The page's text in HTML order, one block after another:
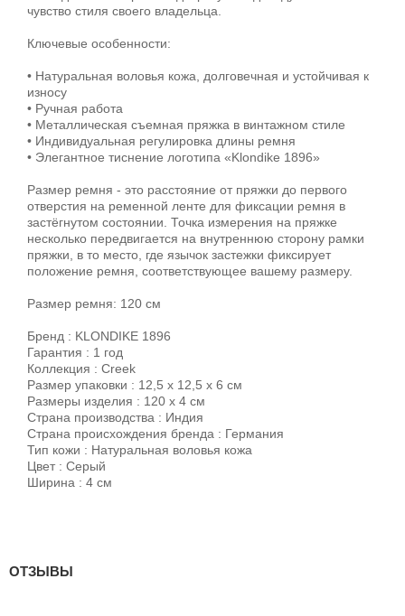
чувство стиля своего владельца.
Ключевые особенности:
• Натуральная воловья кожа, долговечная и устойчивая к
износу
• Ручная работа
• Металлическая съемная пряжка в винтажном стиле
• Индивидуальная регулировка длины ремня
• Элегантное тиснение логотипа «Klondike 1896»
Размер ремня - это расстояние от пряжки до первого
отверстия на ременной ленте для фиксации ремня в
застёгнутом состоянии. Точка измерения на пряжке
несколько передвигается на внутреннюю сторону рамки
пряжки, в то место, где язычок застежки фиксирует
положение ремня, соответствующее вашему размеру.
Размер ремня: 120 см
Бренд : KLONDIKE 1896
Гарантия : 1 год
Коллекция : Creek
Размер упаковки : 12,5 х 12,5 х 6 см
Размеры изделия : 120 х 4 см
Страна производства : Индия
Страна происхождения бренда : Германия
Тип кожи : Натуральная воловья кожа
Цвет : Серый
Ширина : 4 см
ОТЗЫВЫ